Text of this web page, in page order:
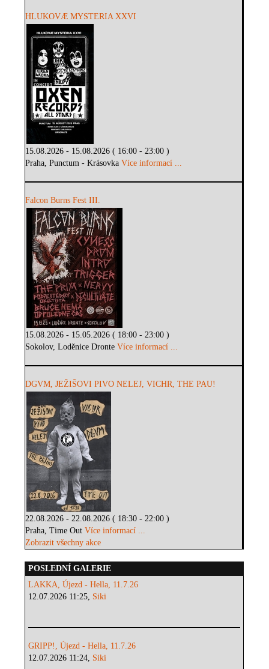
HLUKOVÆ MYSTERIA XXVI
15.08.2026 - 15.08.2026 ( 16:00 - 23:00 )
Praha, Punctum - KrásovkaVíce informací ...
Falcon Burns Fest III.
15.08.2026 - 15.05.2026 ( 18:00 - 23:00 )
Sokolov, Loděnice DronteVíce informací ...
DGVM, JEŽIŠOVI PIVO NELEJ, VICHR, THE PAU!
22.08.2026 - 22.08.2026 ( 18:30 - 22:00 )
Praha, Time OutVíce informací ...
Zobrazit všechny akce
POSLEDNÍ GALERIE
LAKKA, Újezd - Hella, 11.7.26
12.07.2026 11:25, Siki
GRIPP!, Újezd - Hella, 11.7.26
12.07.2026 11:24, Siki